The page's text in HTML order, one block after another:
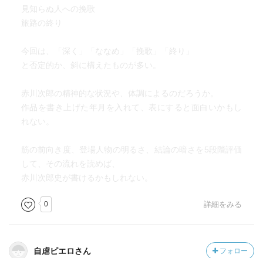
見知らぬ人への挽歌
旅路の終り
今回は、「深く」「ななめ」「挽歌」「終り」
と否定的か、斜に構えたものが多い。
赤川次郎の精神的な状況や、体調によるのだろうか。
作品を書き上げた年月を入れて、表にすると面白いかもし
れない。
筋の前向き度、登場人物の明るさ、結論の暗さを5段階評価
して、その流れを読めば、
赤川次郎史が書けるかもしれない。
0 詳細をみる
自虐ピエロさん フォロー